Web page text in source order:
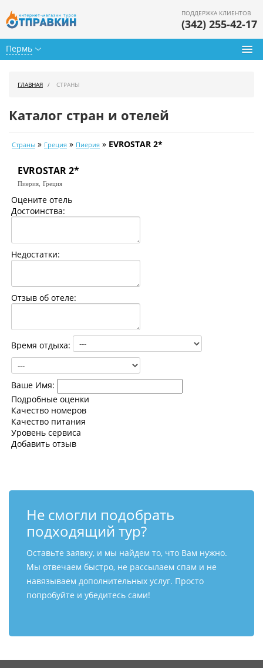
Пермь
ПОДДЕРЖКА КЛИЕНТОВ
(342) 255-42-17
Календарь туров
Цены дня
Страны
ГЛАВНАЯ СТРАНЫ
Каталог стран и отелей
Страны » Греция » Пиерия » EVROSTAR 2*
EVROSTAR 2*
Пиерия, Греция
Оцените отель
Достоинства:
Недостатки:
Отзыв об отеле:
Время отдыха:
Ваше Имя:
Подробные оценки
Качество номеров
Качество питания
Уровень сервиса
Добавить отзыв
Не смогли подобрать
подходящий тур?
Оставьте заявку, и мы найдем то, что Вам нужно.
Мы отвечаем быстро, не рассылаем спам и не
навязываем дополнительных услуг. Просто
попробуйте и убедитесь сами!